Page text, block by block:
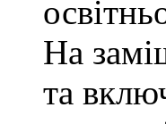
На
та